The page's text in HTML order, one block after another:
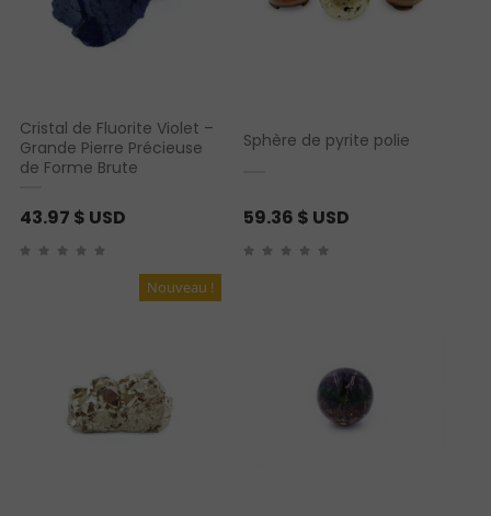
Cristal de Fluorite Violet –
Grande Pierre Précieuse
de Forme Brute
43.97 $ USD
Sphère de pyrite polie
59.36 $ USD
Nouveau !